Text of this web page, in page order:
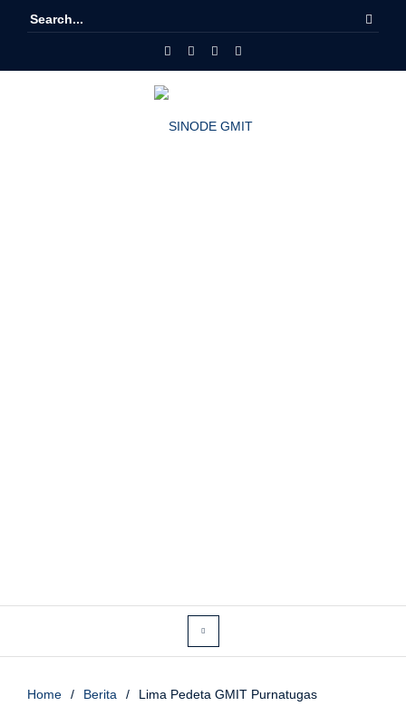
Home / Berita / Lima Pedeta GMIT Purnatugas